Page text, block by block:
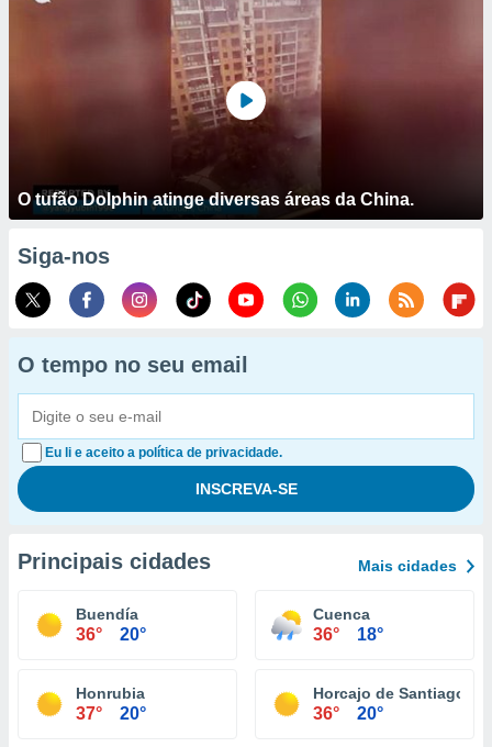
O tufão Dolphin atinge diversas áreas da China.
Siga-nos
O tempo no seu email
Eu li e aceito a política de privacidade.
Principais cidades Mais cidades
Buendía
36° 20°
Cuenca
36° 18°
Honrubia
37° 20°
Horcajo de Santiago
36° 20°